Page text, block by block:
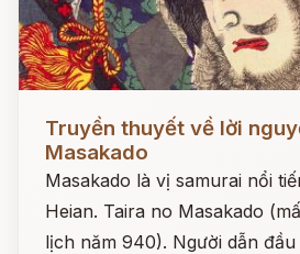
Đọc ngay
Truyền thuyết về lời
Masakado
Masakado là vị samurai nổi
Heian. Taira no Masakado
lịch năm 940). Người dẫn